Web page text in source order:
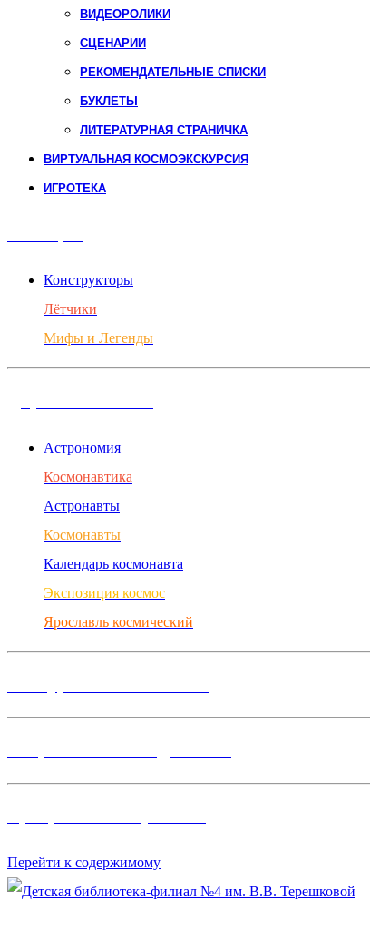
ВИДЕОРОЛИКИ
СЦЕНАРИИ
РЕКОМЕНДАТЕЛЬНЫЕ СПИСКИ
БУКЛЕТЫ
ЛИТЕРАТУРНАЯ СТРАНИЧКА
ВИРТУАЛЬНАЯ КОСМОЭКСКУРСИЯ
ИГРОТЕКА
Конструкторы
Лётчики
Мифы и Легенды
Астрономия
Космонавтика
Астронавты
Космонавты
Календарь космонавта
Экспозиция космос
Ярославль космический
Перейти к содержимому